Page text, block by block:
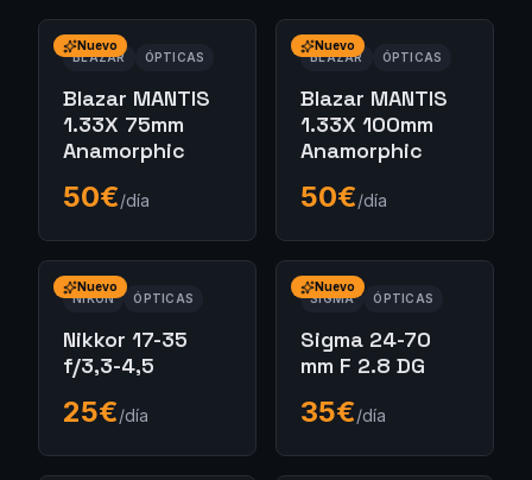
Nuevo
BLAZAR
ÓPTICAS
Blazar MANTIS
1.33X 75mm
Anamorphic
50€/día
Nuevo
BLAZAR
ÓPTICAS
Blazar MANTIS
1.33X 100mm
Anamorphic
50€/día
Nuevo
NIKON
ÓPTICAS
Nikkor 17-35
f/3,3-4,5
25€/día
Nuevo
SIGMA
ÓPTICAS
Sigma 24-70
mm F 2.8 DG
35€/día